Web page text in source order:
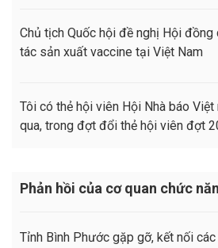
Chủ tịch Quốc hội đề nghị Hội đồng
tác sản xuất vaccine tại Việt Nam
Tôi có thẻ hội viên Hội Nhà báo
qua, trong đợt đổi thẻ hội viên đợt
Phản hồi của cơ quan chức
Tỉnh Bình Phước gặp gỡ, kết nối